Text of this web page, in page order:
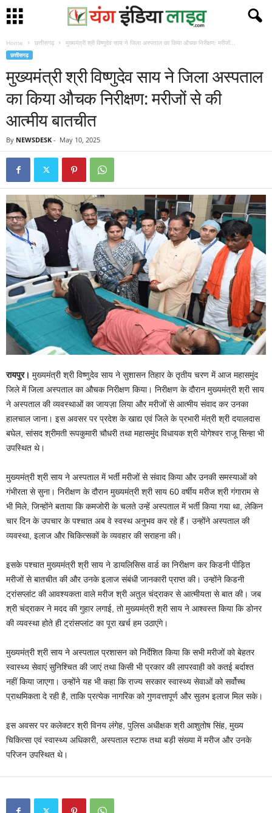
Home छत्तीसगढ़ मुख्यमंत्री श्री विष्णुदेव साय ने जिला अस्पताल का किया औचक निरीक्षण: मरीजों...
छत्तीसगढ़
मुख्यमंत्री श्री विष्णुदेव साय ने जिला अस्पताल
का किया औचक निरीक्षण: मरीजों से की
आत्मीय बातचीत
By NEWSDESK - May 10, 2025
रायपुर। मुख्यमंत्री श्री विष्णुदेव साय ने सुशासन तिहार के तृतीय चरण में आज महासमुंद
जिले में जिला अस्पताल का औचक निरीक्षण किया। निरीक्षण के दौरान मुख्यमंत्री श्री साय
ने अस्पताल की व्यवस्थाओं का जायज़ा लिया और मरीजों से आत्मीय संवाद कर उनका
हालचाल जाना। इस अवसर पर प्रदेश के खाद्य एवं जिले के प्रभारी मंत्री श्री दयालदास
बघेल, सांसद श्रीमती रूपकुमारी चौधरी तथा महासमुंद विधायक श्री योगेश्वर राजू सिन्हा भी
उपस्थित थे।
मुख्यमंत्री श्री साय ने अस्पताल में भर्ती मरीजों से संवाद किया और उनकी समस्याओं को
गंभीरता से सुना। निरीक्षण के दौरान मुख्यमंत्री श्री साय 60 वर्षीय मरीज श्री गंगाराम से
भी मिले, जिन्होंने बताया कि कमजोरी के चलते उन्हें अस्पताल में भर्ती किया गया था, लेकिन
चार दिन के उपचार के पश्चात अब वे स्वस्थ अनुभव कर रहे हैं। उन्होंने अस्पताल की
व्यवस्था, इलाज और चिकित्सकों के व्यवहार की सराहना की।
इसके पश्चात मुख्यमंत्री श्री साय ने डायलिसिस वार्ड का निरीक्षण कर किडनी पीड़ित
मरीजों से बातचीत की और उनके इलाज संबंधी जानकारी प्राप्त की। उन्होंने किडनी
ट्रांसप्लांट की आवश्यकता वाले मरीज श्री अतुल चंद्राकर से आत्मीयता से बात की। जब
श्री चंद्राकर ने मदद की गुहार लगाई, तो मुख्यमंत्री श्री साय ने आश्वस्त किया कि डोनर
की व्यवस्था होते ही ट्रांसप्लांट का पूरा खर्च हम उठाएंगे।
मुख्यमंत्री श्री साय ने अस्पताल प्रशासन को निर्देशित किया कि सभी मरीजों को बेहतर
स्वास्थ्य सेवाएं सुनिश्चित की जाएं तथा किसी भी प्रकार की लापरवाही को कतई बर्दाश्त
नहीं किया जाएगा। उन्होंने यह भी कहा कि राज्य सरकार स्वास्थ्य सेवाओं को सर्वोच्च
प्राथमिकता दे रही है, ताकि प्रत्येक नागरिक को गुणवत्तापूर्ण और सुलभ इलाज मिल सके।
इस अवसर पर कलेक्टर श्री विनय लंगेह, पुलिस अधीक्षक श्री आशुतोष सिंह, मुख्य
चिकित्सा एवं स्वास्थ्य अधिकारी, अस्पताल स्टाफ तथा बड़ी संख्या में मरीज और उनके
परिजन उपस्थित थे।